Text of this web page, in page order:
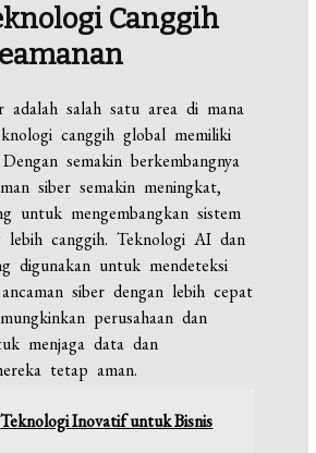
Canggih
adalah salah satu area di mana
canggih global memiliki
semakin berkembangnya
siber semakin meningkat,
untuk mengembangkan sistem
lebih canggih. Teknologi AI dan
digunakan untuk mendeteksi
siber dengan lebih cepat
perusahaan dan
menjaga data dan
tetap aman.
Teknologi Inovatif untuk Bisnis